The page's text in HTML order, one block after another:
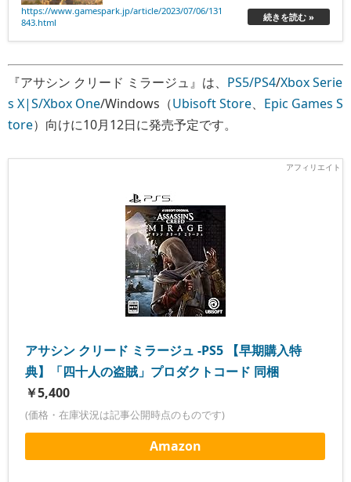
https://www.gamespark.jp/article/2023/07/06/131
843.html
続きを読む »
『アサシン クリード ミラージュ』は、 PS5/PS4/Xbox Serie
s X|S/Xbox One/Windows（Ubisoft Store、 Epic Games S
tore）向けに10月12日に発売予定です。
アサシン クリード ミラージュ -PS5 【早期購入特
典】「四十人の盗賊」プロダクトコード 同梱
￥5,400
(価格・在庫状況は記事公開時点のものです)
Amazon